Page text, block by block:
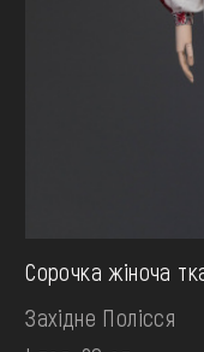
Сорочка жіноча
Західне Полісся